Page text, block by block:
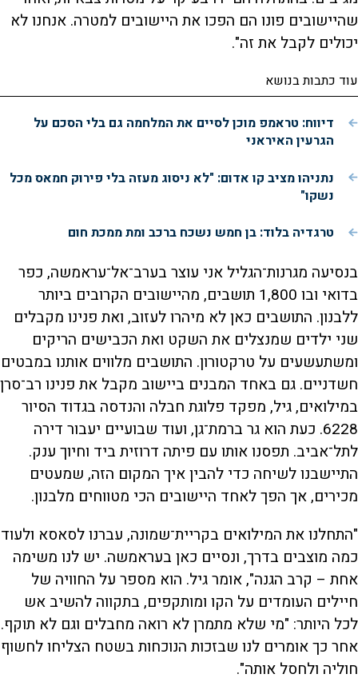
שהיישובים פונו הם הפכו את היישובים למטרה. אנחנו לא
יכולים לקבל את זה".
עוד כתבות בנושא
דיווח: טראמפ מוכן לסיים את המלחמה גם בלי הסכם על
הגרעין האיראני
נתניהו מציב קו אדום: "לא ניסוג מעזה בלי פירוק חמאס מכל
נשקו"
טרגדיה בלוד: בן חמש נשכח ברכב ומת ממכת חום
בנסיעה מגרנות־הגליל אני עוצר בערב־אל־עראמשה, כפר
בדואי ובו 1,800 תושבים, מהיישובים הקרובים ביותר
ללבנון. התושבים כאן לא מיהרו לעזוב, ואת פנינו מקבלים
שני ילדים שמנצלים את השקט ואת הכבישים הריקים
ומשתעשעים על טרקטורון. התושבים מלווים אותנו במבטים
חשדניים. גם באחד המבנים ביישוב מקבל את פנינו רב־סרן
במילואים, גיל, מפקד פלוגת חבלה והנדסה בגדוד הסיור
6228. כעת הוא גר ברמת־גן, ועוד שבועיים יעבור דירה
לתל־אביב. תפסנו אותו עם פיתה דרוזית ביד וחיוך ענק.
התיישבנו לשיחה כדי להבין איך המקום הזה, שמעטים
מכירים, אך הפך לאחד היישובים הכי מטווחים מלבנון.
"התחלנו את המילואים בקריית־שמונה, עברנו לסאסא ולעוד
כמה מוצבים בדרך, ונסיים כאן בעראמשה. יש לנו משימה
אחת – קרב הגנה", אומר גיל. הוא מספר על החוויה של
חיילים העומדים על הקו ומותקפים, בתקווה להשיב אש
לכל היותר: "מי שלא מתמרן לא רואה מחבלים וגם לא תוקף.
אחר כך אומרים לנו שבזכות הנוכחות בשטח הצליחו לחשוף
חוליה ולחסל אותה".